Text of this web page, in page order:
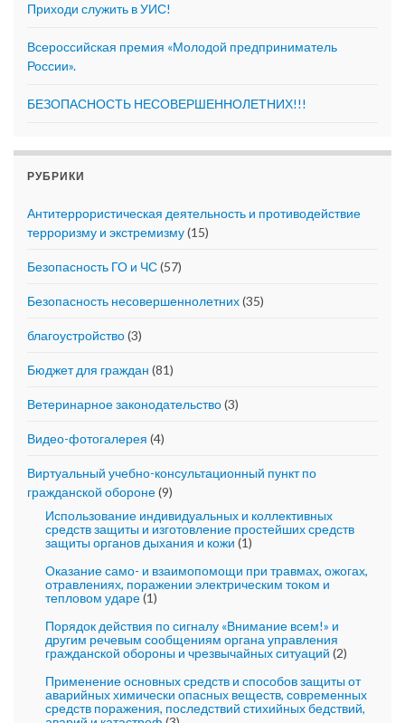
Приходи служить в УИС!
Всероссийская премия «Молодой предприниматель
России».
БЕЗОПАСНОСТЬ НЕСОВЕРШЕННОЛЕТНИХ!!!
РУБРИКИ
Антитеррористическая деятельность и противодействие
терроризму и экстремизму(15)
Безопасность ГО и ЧС(57)
Безопасность несовершеннолетних(35)
благоустройство(3)
Бюджет для граждан (81)
Ветеринарное законодательство(3)
Видео-фотогалерея (4)
Виртуальный учебно-консультационный пункт по
гражданской обороне(9)
Использование индивидуальных и коллективных
средств защиты и изготовление простейших средств
защиты органов дыхания и кожи (1)
Оказание само- и взаимопомощи при травмах, ожогах,
отравлениях, поражении электрическим током и
тепловом ударе(1)
Порядок действия по сигналу «Внимание всем!» и
другим речевым сообщениям органа управления
гражданской обороны и чрезвычайных ситуаций (2)
Применение основных средств и способов защиты от
аварийных химически опасных веществ, современных
средств поражения, последствий стихийных бедствий,